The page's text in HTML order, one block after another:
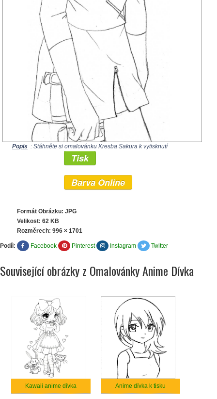
Popis : Stáhněte si omalovánku Kresba Sakura k vytisknutí
Tisk
Barva Online
Formát Obrázku: JPG
Velikost: 62 KB
Rozměrech: 996 × 1701
Podíl: Facebook Pinterest Instagram Twitter
Související obrázky z Omalovánky Anime Dívka
Kawaii anime dívka Anime dívka k tisku